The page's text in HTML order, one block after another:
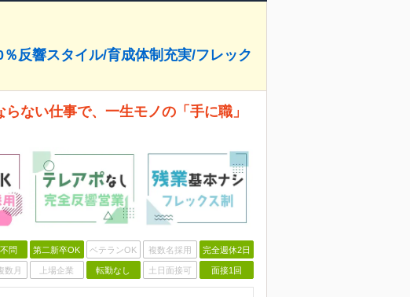
反響スタイル/育成体制充実/フレック
ない仕事で、一生モノの「手に職」
問 第二新卒OK ベテランOK 複数名採用 完全週休2日
数月 上場企業 転勤なし 土日面接可 面接1回